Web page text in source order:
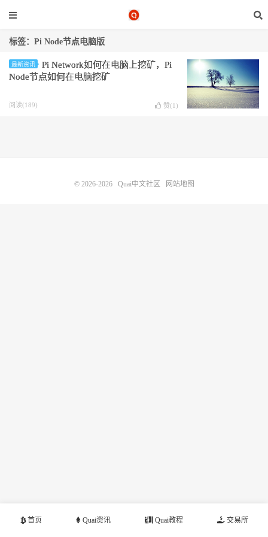
标签：Pi Node节点电脑版
最新资讯
Pi Network如何在电脑上挖矿，Pi
Node节点如何在电脑挖矿
阅读(189) 赞(1 )
首页 Quai资讯 Quai教程 交易所
© 2026-2026 Quai中文社区 网站地图